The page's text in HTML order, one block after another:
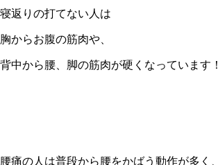
寝返りの打てない人は
胸からお腹の筋肉や、
背中から腰、脚の筋肉が硬くなっています！
腰痛の人は普段から腰をかばう動作が多く、